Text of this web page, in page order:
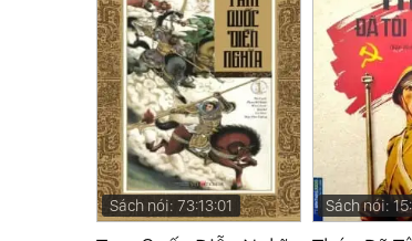
Sách nói: 73:13:01 Sách nói: